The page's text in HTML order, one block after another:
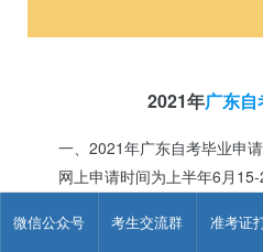
微信公众号 考生交流群 准考证
2021年广东
一、2021年广东自考毕业申
网上申请时间为上半年6月15-
提交毕业材料时间、地点详见各
二、2021年广东自考毕业办理